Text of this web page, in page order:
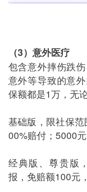
（3）意外医疗
包含意外摔伤跌
意外等导致的意
保额都是1万，无
基础版，限社保
00%赔付；5000
经典版、尊贵版
报，免赔额100元